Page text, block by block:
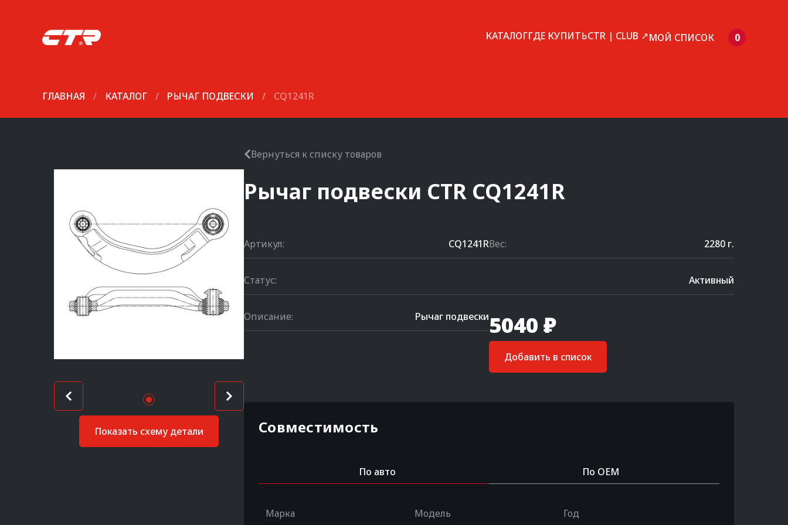
КАТАЛОГГДЕ КУПИТЬCTR | CLUB ↗МОЙ СПИСОК 0
ГЛАВНАЯ / КАТАЛОГ / РЫЧАГ ПОДВЕСКИ / CQ1241R
Показать схему детали
Вернуться к списку товаров
Рычаг подвески CTR CQ1241R
Артикул: CQ1241RВес: 2280 г.
Статус: Активный
Описание: Рычаг подвески5040 ₽
Добавить в список
Совместимость
По авто По OEM
Марка Модель Год